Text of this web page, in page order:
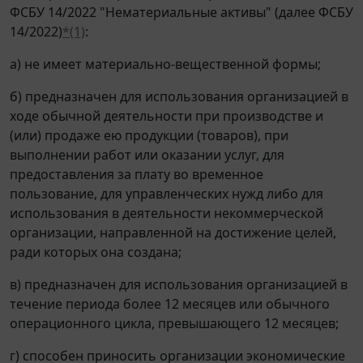
ФСБУ 14/2022 "Нематериальные активы" (далее ФСБУ
14/2022)*(1):
а) не имеет материально-вещественной формы;
б) предназначен для использования организацией в
ходе обычной деятельности при производстве и
(или) продаже ею продукции (товаров), при
выполнении работ или оказании услуг, для
предоставления за плату во временное
пользование, для управленческих нужд либо для
использования в деятельности некоммерческой
организации, направленной на достижение целей,
ради которых она создана;
в) предназначен для использования организацией в
течение периода более 12 месяцев или обычного
операционного цикла, превышающего 12 месяцев;
г) способен приносить организации экономические